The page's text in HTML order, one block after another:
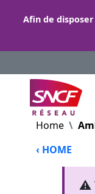
Afin de
Home
‹ HOME
⚠